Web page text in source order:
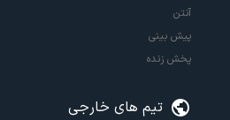
آنتن
پیش بینی
پخش زنده
تیم های خارجی